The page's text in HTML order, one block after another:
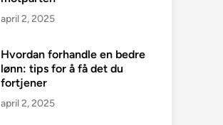
april 2, 2025
Hvordan forhandle en bedre
lønn: tips for å få det du
fortjener
april 2, 2025